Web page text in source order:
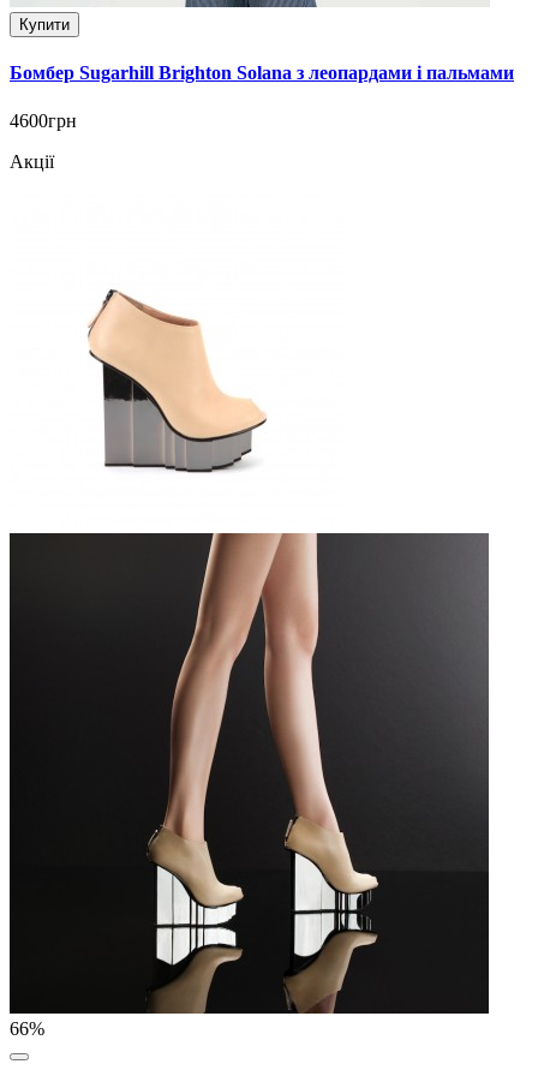
Купити
Бомбер Sugarhill Brighton Solana з леопардами і пальмами
4600грн
Акції
66%